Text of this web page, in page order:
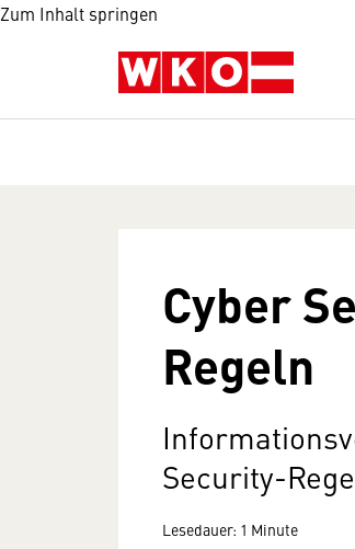
Zum Inhalt springen
Cyber
Regeln
Security-
Lesedauer: 1 Minute